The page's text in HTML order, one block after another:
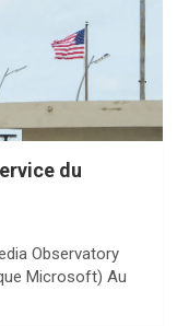
du
Observatory
Microsoft) Au